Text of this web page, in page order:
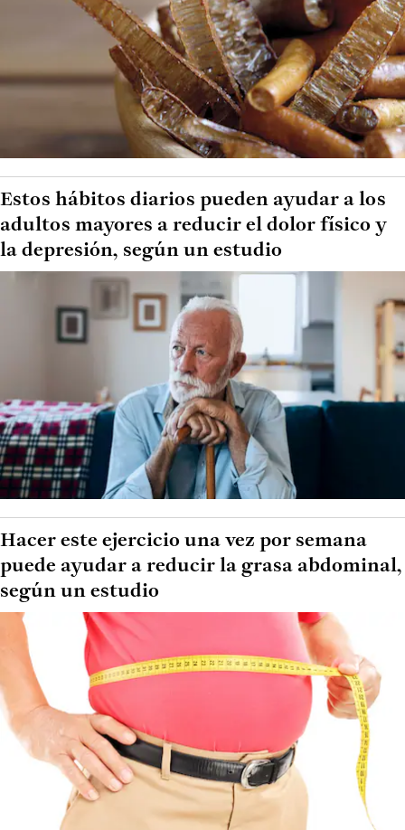
Estos hábitos diarios pueden ayudar a los
adultos mayores a reducir el dolor físico y
la depresión, según un estudio
Hacer este ejercicio una vez por semana
puede ayudar a reducir la grasa abdominal,
según un estudio